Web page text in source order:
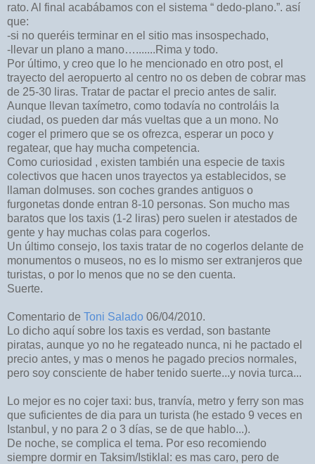
rato. Al final acabábamos con el sistema “ dedo-plano.”. así
que:
-si no queréis terminar en el sitio mas insospechado,
-llevar un plano a mano….......Rima y todo.
Por último, y creo que lo he mencionado en otro post, el
trayecto del aeropuerto al centro no os deben de cobrar mas
de 25-30 liras. Tratar de pactar el precio antes de salir.
Aunque llevan taxímetro, como todavía no controláis la
ciudad, os pueden dar más vueltas que a un mono. No
coger el primero que se os ofrezca, esperar un poco y
regatear, que hay mucha competencia.
Como curiosidad , existen también una especie de taxis
colectivos que hacen unos trayectos ya establecidos, se
llaman dolmuses. son coches grandes antiguos o
furgonetas donde entran 8-10 personas. Son mucho mas
baratos que los taxis (1-2 liras) pero suelen ir atestados de
gente y hay muchas colas para cogerlos.
Un último consejo, los taxis tratar de no cogerlos delante de
monumentos o museos, no es lo mismo ser extranjeros que
turistas, o por lo menos que no se den cuenta.
Suerte.
Comentario de Toni Salado 06/04/2010.
Lo dicho aquí sobre los taxis es verdad, son bastante
piratas, aunque yo no he regateado nunca, ni he pactado el
precio antes, y mas o menos he pagado precios normales,
pero soy consciente de haber tenido suerte...y novia turca...
Lo mejor es no cojer taxi: bus, tranvía, metro y ferry son mas
que suficientes de dia para un turista (he estado 9 veces en
Istanbul, y no para 2 o 3 días, se de que hablo...).
De noche, se complica el tema. Por eso recomiendo
siempre dormir en Taksim/Istiklal: es mas caro, pero de